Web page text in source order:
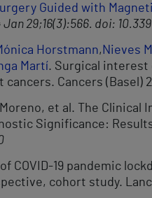
Guided with
29;16(3):566. doi:
Horstmann, Nieves
Martí. Surgical interest
Cancers (Basel)
et al. The
Significance:
COVID-19 pandemic
cohort study. Lancet